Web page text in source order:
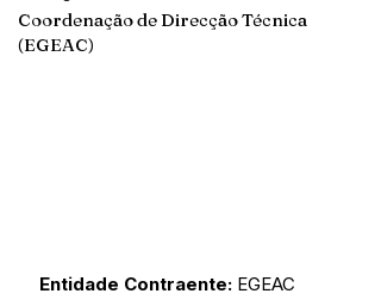
Coordenação de Direcção Técnica
(EGEAC)
Entidade Contraente: EGEAC